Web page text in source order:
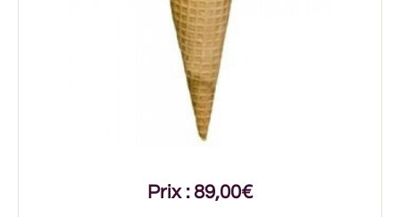
Prix : 89,00€